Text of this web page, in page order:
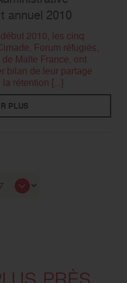
annuel 2010
2010, les cinq
Forum réfugiés,
Malte France, ont
bilan de leur partage
rétention [...]
PLUS